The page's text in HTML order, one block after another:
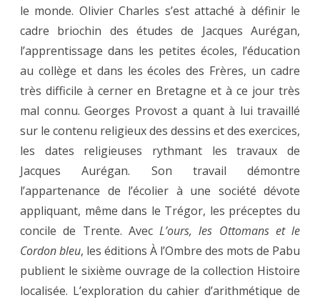
le monde. Olivier Charles s’est attaché à définir le
cadre briochin des études de Jacques Aurégan,
l’apprentissage dans les petites écoles, l’éducation
au collège et dans les écoles des Frères, un cadre
très difficile à cerner en Bretagne et à ce jour très
mal connu. Georges Provost a quant à lui travaillé
sur le contenu religieux des dessins et des exercices,
les dates religieuses rythmant les travaux de
Jacques Aurégan. Son travail démontre
l’appartenance de l’écolier à une société dévote
appliquant, même dans le Trégor, les préceptes du
concile de Trente. Avec L’ours, les Ottomans et le
Cordon bleu, les éditions À l’Ombre des mots de Pabu
publient le sixième ouvrage de la collection Histoire
localisée. L’exploration du cahier d’arithmétique de